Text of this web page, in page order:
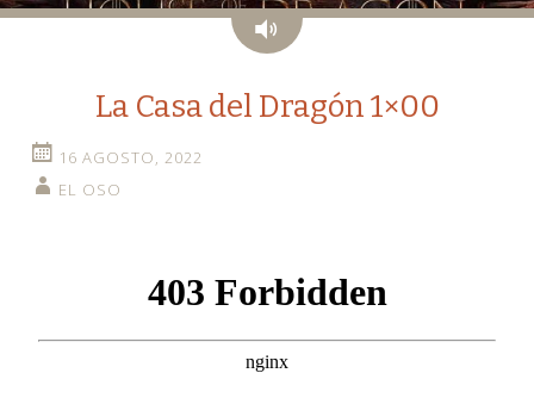
Audio
La Casa del Dragón 1×00
16 AGOSTO, 2022
EL OSO